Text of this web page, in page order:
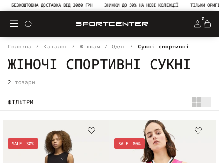
БЕЗКОШТОВНА ДОСТАВКА ВІД 3000 ГРН ЗНИЖКИ ДО 50% НА НОВІ КОЛЕКЦІЇ ТІЛЬКИ
0
Головна Каталог Жінкам Одяг Сукні спортивні
ЖІНОЧІ СПОРТИВНІ СУКНІ
2 товари
ФІЛЬТРИ
SALE -30% SALE -80%